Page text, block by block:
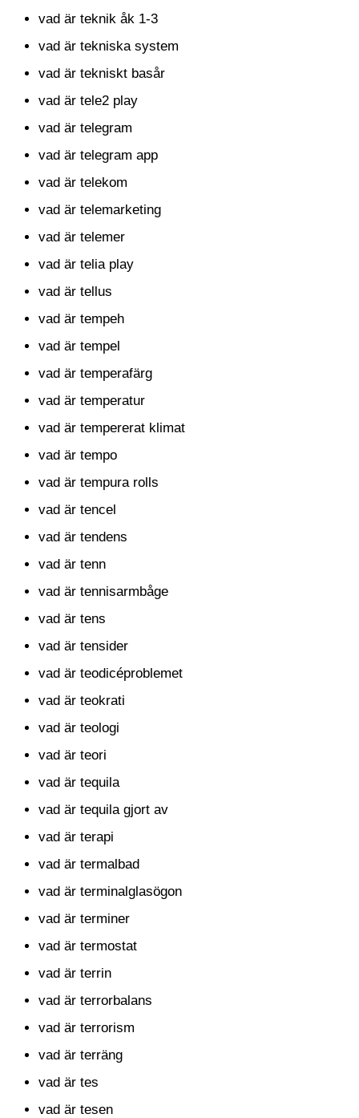
vad är teknik åk 1-3
vad är tekniska system
vad är tekniskt basår
vad är tele2 play
vad är telegram
vad är telegram app
vad är telekom
vad är telemarketing
vad är telemer
vad är telia play
vad är tellus
vad är tempeh
vad är tempel
vad är temperafärg
vad är temperatur
vad är tempererat klimat
vad är tempo
vad är tempura rolls
vad är tencel
vad är tendens
vad är tenn
vad är tennisarmbåge
vad är tens
vad är tensider
vad är teodicéproblemet
vad är teokrati
vad är teologi
vad är teori
vad är tequila
vad är tequila gjort av
vad är terapi
vad är termalbad
vad är terminalglasögon
vad är terminer
vad är termostat
vad är terrin
vad är terrorbalans
vad är terrorism
vad är terräng
vad är tes
vad är tesen